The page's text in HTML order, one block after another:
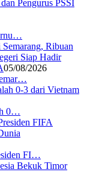
05/08/2026
0…
FI…